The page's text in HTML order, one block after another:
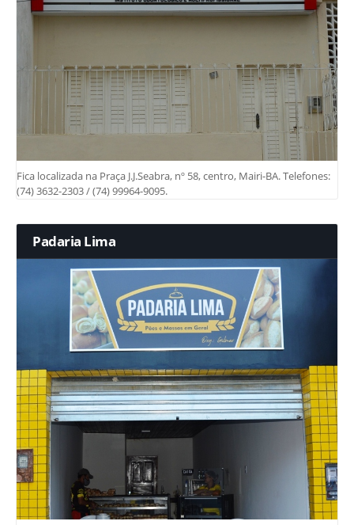
Fica localizada na Praça J.J.Seabra, nº 58, centro, Mairi-BA. Telefones:
(74) 3632-2303 / (74) 99964-9095.
Padaria Lima